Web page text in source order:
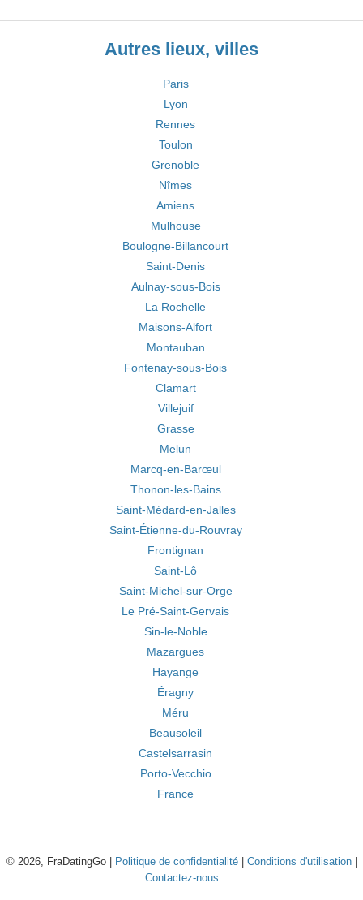
Autres lieux, villes
Paris
Lyon
Rennes
Toulon
Grenoble
Nîmes
Amiens
Mulhouse
Boulogne-Billancourt
Saint-Denis
Aulnay-sous-Bois
La Rochelle
Maisons-Alfort
Montauban
Fontenay-sous-Bois
Clamart
Villejuif
Grasse
Melun
Marcq-en-Barœul
Thonon-les-Bains
Saint-Médard-en-Jalles
Saint-Étienne-du-Rouvray
Frontignan
Saint-Lô
Saint-Michel-sur-Orge
Le Pré-Saint-Gervais
Sin-le-Noble
Mazargues
Hayange
Éragny
Méru
Beausoleil
Castelsarrasin
Porto-Vecchio
France
© 2026, FraDatingGo | Politique de confidentialité| Conditions d'utilisation|
Contactez-nous